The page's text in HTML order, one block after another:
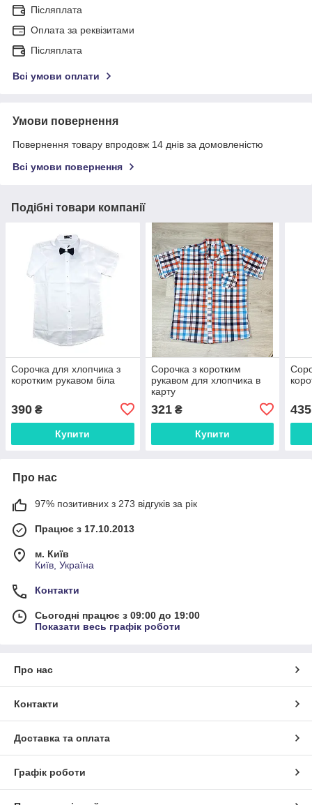
Післяплата
Оплата за реквізитами
Післяплата
Всі умови оплати
Умови повернення
Повернення товару впродовж 14 днів за домовленістю
Всі умови повернення
Подібні товари компанії
Сорочка для хлопчика з
коротким рукавом біла
390 ₴
Купити
Сорочка з коротким
рукавом для хлопчика в
карту
321₴
Купити
435
Про нас
97% позитивних з 273 відгуків за рік
Працює з 17.10.2013
м. Київ
Київ, Україна
Контакти
Сьогодні працює з 09:00 до 19:00
Показати весь графік роботи
Про нас
Контакти
Доставка та оплата
Графік роботи